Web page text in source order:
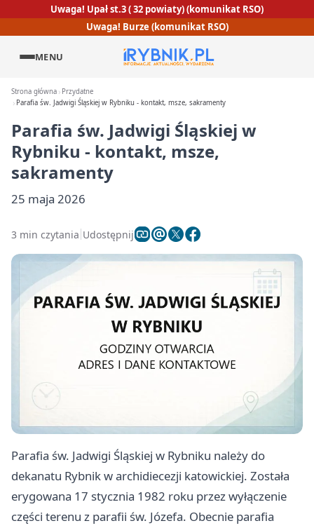
Uwaga! Upał st.3 ( 32 powiaty) (komunikat RSO)
Uwaga! Burze (komunikat RSO)
MENU
Strona główna
Przydatne
Parafia św. Jadwigi Śląskiej w Rybniku - kontakt, msze, sakramenty
Parafia św. Jadwigi Śląskiej w
Rybniku - kontakt, msze,
sakramenty
25 maja 2026
3 min czytania Udostępnij
Parafia św. Jadwigi Śląskiej w Rybniku należy do
dekanatu Rybnik w archidiecezji katowickiej. Została
erygowana 17 stycznia 1982 roku przez wyłączenie
części terenu z parafii św. Józefa. Obecnie parafia